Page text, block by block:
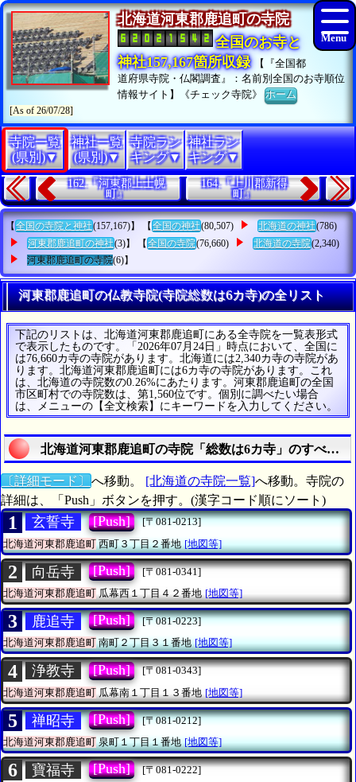
北海道河東郡鹿追町の寺院
全国のお寺と
神社157,167箇所収録
【『全国都
道府県寺院・仏閣調査』：名前別全国のお寺順位
情報サイト】《チェック寺院》ホーム
[As of 26/07/28]
寺院一覧
(県別)▼
神社一覧
(県別)▼
寺院ラン
キング▼
神社ラン
キング▼
162.『河東郡上士幌
町』
164.『上川郡新得
町』
【 全国の寺院と神社(157,167)】 【 全国の神社(80,507) 北海道の神社(786)
河東郡鹿追町の神社(3)】 【 全国の寺院(76,660) 北海道の寺院(2,340)
河東郡鹿追町の寺院(6)】
河東郡鹿追町の仏教寺院(寺院総数は6カ寺)の全リスト
下記のリストは、北海道河東郡鹿追町にある全寺院を一覧表形式
で表示したものです。「2026年07月24日」時点において、全国に
は76,660カ寺の寺院があります。北海道には2,340カ寺の寺院があ
ります。北海道河東郡鹿追町には6カ寺の寺院があります。これ
は、北海道の寺院数の0.26%にあたります。河東郡鹿追町の全国
市区町村での寺院数は、第1,560位です。個別に調べたい場合
は、メニューの【全文検索】にキーワードを入力してください。
北海道河東郡鹿追町の寺院「総数は6カ寺」のすべてを
〔詳細モード〕 へ移動。 [北海道の寺院一覧]へ移動。寺院の
詳細は、「Push」ボタンを押す。(漢字コード順にソート)
1 玄誓寺 [Push]
[〒081-0213]
北海道河東郡鹿追町西町３丁目２番地 [地図等]
2 向岳寺 [Push]
[〒081-0341]
北海道河東郡鹿追町瓜幕西１丁目４２番地 [地図等]
3 鹿追寺 [Push]
[〒081-0223]
北海道河東郡鹿追町南町２丁目３１番地 [地図等]
4 浄教寺 [Push]
[〒081-0343]
北海道河東郡鹿追町 瓜幕南１丁目１３番地 [地図等]
5 禅昭寺 [Push]
[〒081-0212]
北海道河東郡鹿追町泉町１丁目１番地 [地図等]
6 寶福寺 [Push]
[〒081-0222]